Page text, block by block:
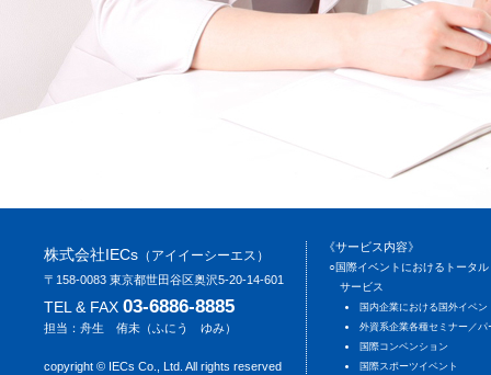
株式会社IECs （アイイーシーエス）
〒158-0083 東京都世田谷区奥沢5-20-14-601
TEL & FAX 03-6886-8885
担当：舟生 侑未（ふにう ゆみ）
copyright © IECs Co., Ltd. All rights reserved
《サービス内容》
○国際イベントにおけるトータ
サービス
国内企業における国外イベン
外資系企業各種セミナー／パ
国際コンベンション
国際スポーツイベント